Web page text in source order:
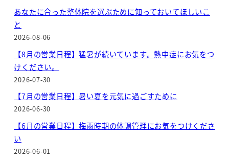
あなたに合った整体院を選ぶために知っておいてほしいこ
と
2026-08-06
【8月の営業日程】猛暑が続いています。熱中症にお気をつ
けください。
2026-07-30
【7月の営業日程】暑い夏を元気に過ごすために
2026-06-30
【6月の営業日程】梅雨時期の体調管理にお気をつけくださ
い
2026-06-01